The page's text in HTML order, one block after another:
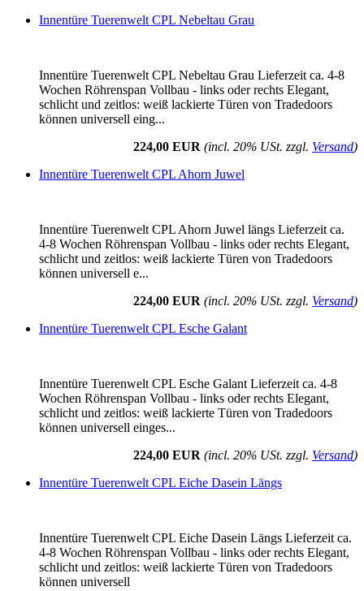
Innentüre Tuerenwelt CPL Nebeltau Grau
Innentüre Tuerenwelt CPL Nebeltau Grau Lieferzeit ca. 4-8
Wochen Röhrenspan Vollbau - links oder rechts Elegant,
schlicht und zeitlos: weiß lackierte Türen von Tradedoors
können universell eing...
224,00 EUR (incl. 20% USt. zzgl. Versand)
Innentüre Tuerenwelt CPL Ahorn Juwel
Innentüre Tuerenwelt CPL Ahorn Juwel längs Lieferzeit ca.
4-8 Wochen Röhrenspan Vollbau - links oder rechts Elegant,
schlicht und zeitlos: weiß lackierte Türen von Tradedoors
können universell e...
224,00 EUR (incl. 20% USt. zzgl. Versand)
Innentüre Tuerenwelt CPL Esche Galant
Innentüre Tuerenwelt CPL Esche Galant Lieferzeit ca. 4-8
Wochen Röhrenspan Vollbau - links oder rechts Elegant,
schlicht und zeitlos: weiß lackierte Türen von Tradedoors
können universell einges...
224,00 EUR (incl. 20% USt. zzgl. Versand)
Innentüre Tuerenwelt CPL Eiche Dasein Längs
Innentüre Tuerenwelt CPL Eiche Dasein Längs Lieferzeit ca.
4-8 Wochen Röhrenspan Vollbau - links oder rechts Elegant,
schlicht und zeitlos: weiß lackierte Türen von Tradedoors
können universell